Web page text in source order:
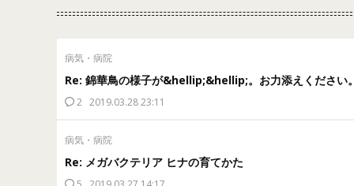
病気・病院
Re: 錦華鳥の様子が&hellip;&hellip;。お力添えください
2 2019.03.28 23:11
病気・病院
Re: メガバクテリア ヒナの育てかた